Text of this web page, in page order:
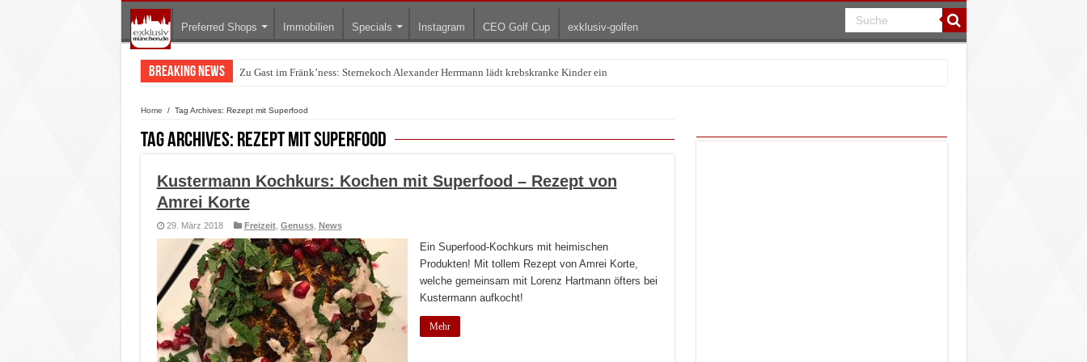
Preferred Shops Immobilien Specials Instagram CEO Golf Cup exklusiv-golfen
Breaking News Zu Gast im Fränk’ness: Sternekoch Alexander Herrmann lädt krebskranke Kinder ein
Warum München gerade zum Treffpunkt der Lingerie-Branche wurde
Home / Tag Archives: Rezept mit Superfood
Tag Archives: Rezept mit Superfood
Kustermann Kochkurs: Kochen mit Superfood – Rezept von
Amrei Korte
29. März 2018 Freizeit, Genuss, News
Ein Superfood-Kochkurs mit heimischen
Produkten! Mit tollem Rezept von Amrei Korte,
welche gemeinsam mit Lorenz Hartmann öfters bei
Kustermann aufkocht!
Mehr